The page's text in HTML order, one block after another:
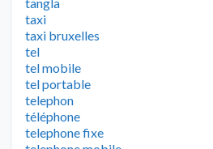
taxi
taxi bruxelles
tel
tel mobile
tel portable
telephon
téléphone
telephone fixe